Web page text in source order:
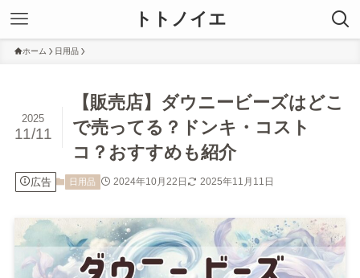
トトノイエ
ホーム 日用品
【販売店】ダウニービーズはどこ
で売ってる？ドンキ・コスト
コ？おすすめも紹介
2025
11/11
広告 日用品 2024年10月22日 2025年11月11日